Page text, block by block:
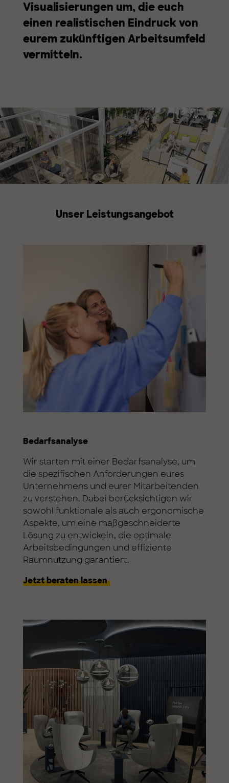
Visualisierungen um, die euch
einen realistischen Eindruck von
eurem zukünftigen Arbeitsumfeld
vermitteln.
Unser Leistungsangebot
Bedarfsanalyse
Wir starten mit einer Bedarfsanalyse, um
die spezifischen Anforderungen eures
Unternehmens und eurer Mitarbeitenden
zu verstehen. Dabei berücksichtigen wir
sowohl funktionale als auch ergonomische
Aspekte, um eine maßgeschneiderte
Lösung zu entwickeln, die optimale
Arbeitsbedingungen und effiziente
Raumnutzung garantiert.
Jetzt beraten lassen